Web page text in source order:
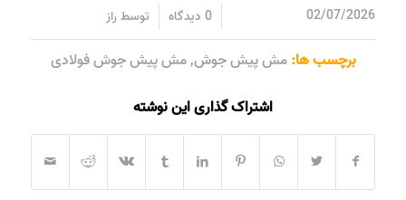
02/07/2026 0 دیدگاه توسطراز
برچسب ها: مش پیش جوش,مش پیش جوش فولادی
اشتراک گذاری این نوشته